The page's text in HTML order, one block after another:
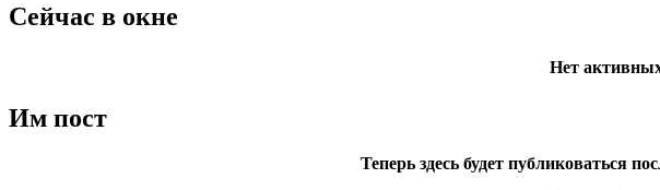
Сейчас в окне
Нет
Им пост
Теперь здесь будет публиковаться